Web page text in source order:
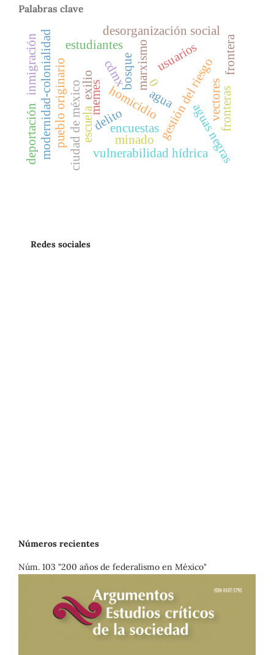
Palabras clave
marxismo
homicidiogestión del riesgo
aguas negras
usuarios
encuestas
memes
ciudad de méxico
desorganización social
cdmx
delito
vulnerabilidad hídrica
minado
bosque
agua
pueblo originario
modernidad-colonialidad vectores
escuela
estudiantes frontera
exilio
fronteras
inmigración
deportación
0
Redes sociales
Números recientes
Núm. 103 "200 años de federalismo en México"